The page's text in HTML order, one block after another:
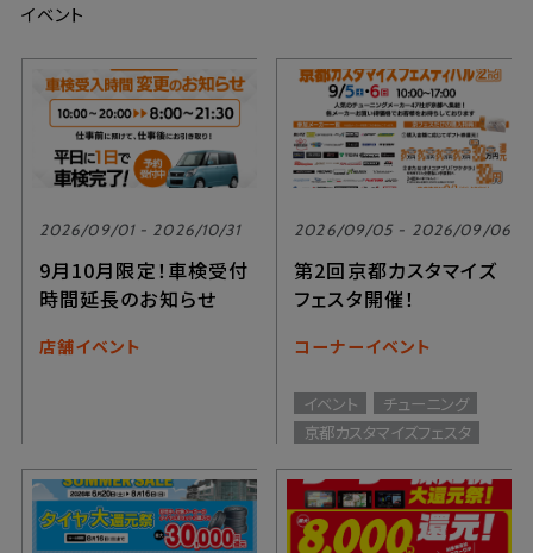
イベント
2026/09/01 - 2026/10/31
9月10月限定！車検受付
時間延長のお知らせ
店舗イベント
2026/09/05 - 2026/09/06
第2回京都カスタマイズ
フェスタ開催！
コーナーイベント
イベント
チューニング
京都カスタマイズフェスタ